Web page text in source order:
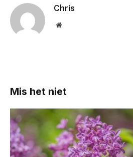
Chris
Website
Mis het niet